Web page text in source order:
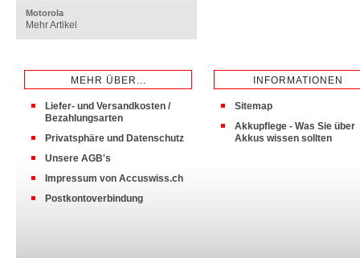
Motorola
Mehr Artikel
MEHR ÜBER...
Liefer- und Versandkosten /
Bezahlungsarten
Privatsphäre und Datenschutz
Unsere AGB's
Impressum von Accuswiss.ch
Postkontoverbindung
INFORMATIONEN
Sitemap
Akkupflege - Was Sie über
Akkus wissen sollten